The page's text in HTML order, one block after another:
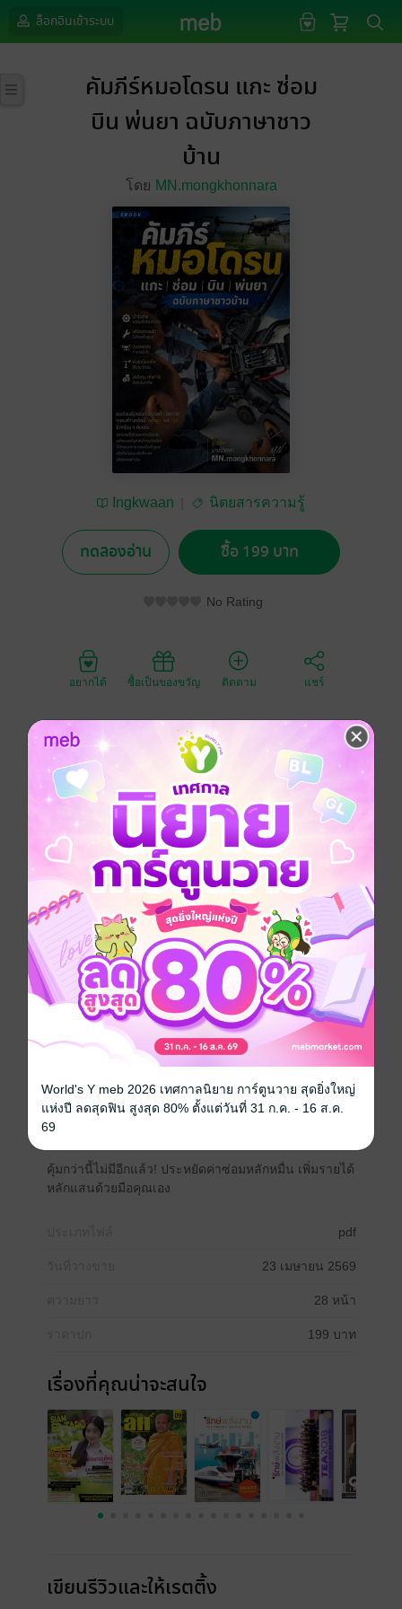
ล็อกอินเข้าระบบ
คัมภีร์หมอโดรน แกะ ซ่อม
บิน พ่นยา ฉบับภาษาชาว
บ้าน
โดย MN.mongkhonnara
Ingkwaan นิตยสารความรู้
ทดลองอ่าน ซื้อ 199 บาท
No Rating
อยากได้ ซื้อเป็นของขวัญ ติดตาม แชร์
"ซื้อโดรนมาเป็นแสน แต่พังนิดเดียวต้องจอดรอศูนย์?"
อย่าให้รายได้สะดุดเพราะซ่อมเครื่องไม่เป็น! อีบุ๊คเล่มนี้จะ
เปลี่ยนให้คุณเป็น "หมอโดรน" ที่ดูแลเครื่องเองได้หน้างาน
จริง กลั่นจากประสบการณ์รื้อจริง เจ็บจริง สรุปมาเป็น
ภาษาชาวบ้าน เข้าใจง่าย ไม่ต้องจบวิศวะก็ทำตามได้
เนื้อหาไฮไลท์ในเล่ม:
แกะเป็น: เทคนิครื้อเครื่องยังไงให้น็อตไม่เกิน
ซ่อมได้: เจาะลึกจุดวัดใจที่ต้องเช็กทุกวัน แบตเตอรี่,
มอเตอร์, หัวฉีด
บินคล่อง: สอนตั้งค่าแอปฯ XAG One และการวัดพื้นที่แบบ
แม่นยำ
พ่นแม่น: สูตรผสมยา "น้ำน้อยแต่ได้ผลมาก" และตาราง
รวยได้: เผยเทคนิคการคิดค่าจ้างและการตลาดนักบินโด
รน
คุ้มกว่านี้ไม่มีอีกแล้ว! ประหยัดค่าซ่อมหลักหมื่น เพิ่มรายได้
หลักแสนด้วยมือคุณเอง
pdf
23 เมษายน 2569
28 หน้า
199 บาท
เรื่องที่คุณน่าจะสนใจ
เขียนรีวิวและให้เรตติ้ง
World's Y meb 2026 เทศกาลนิยาย การ์ตูนวาย สุดยิ่งใหญ่
แห่งปี ลดสุดฟิน สูงสุด 80% ตั้งแต่วันที่ 31 ก.ค. - 16 ส.ค.
69